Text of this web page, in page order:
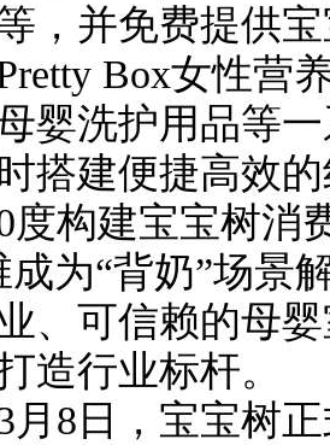
，并免费提供
Box女性营
婴洗护用品等
搭建便捷高效
度构建宝宝树消
成为“背奶”场景
、可信赖的母
造行业标杆。
8日，宝宝树正